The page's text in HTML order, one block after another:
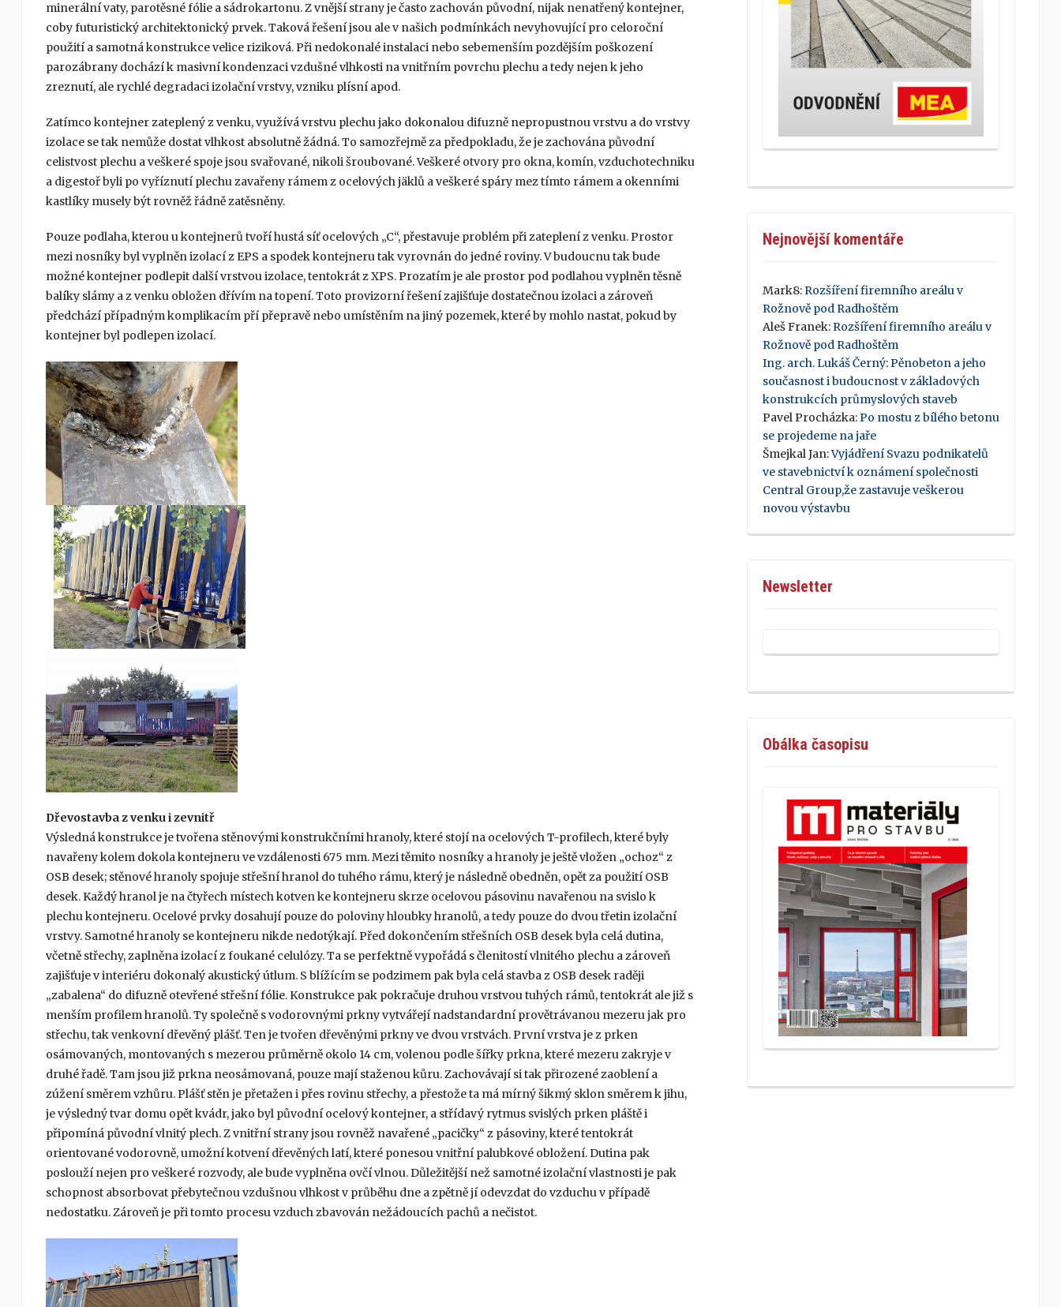
minerální vaty, parotěsné fólie a sádrokartonu. Z vnější strany je často zachován původní, nijak nenatřený kontejner,
coby futuristický architektonický prvek. Taková řešení jsou ale v našich podmínkách nevyhovující pro celoroční
použití a samotná konstrukce velice riziková. Při nedokonalé instalaci nebo sebemenším pozdějším poškození
parozábrany dochází k masivní kondenzaci vzdušné vlhkosti na vnitřním povrchu plechu a tedy nejen k jeho
zreznutí, ale rychlé degradaci izolační vrstvy, vzniku plísní apod.
Zatímco kontejner zateplený z venku, využívá vrstvu plechu jako dokonalou difuzně nepropustnou vrstvu a do vrstvy
izolace se tak nemůže dostat vlhkost absolutně žádná. To samozřejmě za předpokladu, že je zachována původní
celistvost plechu a veškeré spoje jsou svařované, nikoli šroubované. Veškeré otvory pro okna, komín, vzduchotechniku
a digestoř byli po vyříznutí plechu zavařeny rámem z ocelových jäklů a veškeré spáry mez tímto rámem a okenními
kastlíky musely být rovněž řádně zatěsněny.
Pouze podlaha, kterou u kontejnerů tvoří hustá síť ocelových „C“, přestavuje problém při zateplení z venku. Prostor
mezi nosníky byl vyplněn izolací z EPS a spodek kontejneru tak vyrovnán do jedné roviny. V budoucnu tak bude
možné kontejner podlepit další vrstvou izolace, tentokrát z XPS. Prozatím je ale prostor pod podlahou vyplněn těsně
balíky slámy a z venku obložen dřívím na topení. Toto provizorní řešení zajišťuje dostatečnou izolaci a zároveň
předchází případným komplikacím pří přepravě nebo umístěním na jiný pozemek, které by mohlo nastat, pokud by
kontejner byl podlepen izolací.
Dřevostavba z venku i zevnitř
Výsledná konstrukce je tvořena stěnovými konstrukčními hranoly, které stojí na ocelových T-profilech, které byly
navařeny kolem dokola kontejneru ve vzdálenosti 675 mm. Mezi těmito nosníky a hranoly je ještě vložen „ochoz“ z
OSB desek; stěnové hranoly spojuje střešní hranol do tuhého rámu, který je následně obedněn, opět za použití OSB
desek. Každý hranol je na čtyřech místech kotven ke kontejneru skrze ocelovou pásovinu navařenou na svislo k
plechu kontejneru. Ocelové prvky dosahují pouze do poloviny hloubky hranolů, a tedy pouze do dvou třetin izolační
vrstvy. Samotné hranoly se kontejneru nikde nedotýkají. Před dokončením střešních OSB desek byla celá dutina,
včetně střechy, zaplněna izolací z foukané celulózy. Ta se perfektně vypořádá s členitostí vlnitého plechu a zároveň
zajišťuje v interiéru dokonalý akustický útlum. S blížícím se podzimem pak byla celá stavba z OSB desek raději
„zabalena“ do difuzně otevřené střešní fólie. Konstrukce pak pokračuje druhou vrstvou tuhých rámů, tentokrát ale již s
menším profilem hranolů. Ty společně s vodorovnými prkny vytvářejí nadstandardní provětrávanou mezeru jak pro
střechu, tak venkovní dřevěný plášť. Ten je tvořen dřevěnými prkny ve dvou vrstvách. První vrstva je z prken
osámovaných, montovaných s mezerou průměrně okolo 14 cm, volenou podle šířky prkna, které mezeru zakryje v
druhé řadě. Tam jsou již prkna neosámovaná, pouze mají staženou kůru. Zachovávají si tak přirozené zaoblení a
zúžení směrem vzhůru. Plášť stěn je přetažen i přes rovinu střechy, a přestože ta má mírný šikmý sklon směrem k jihu,
je výsledný tvar domu opět kvádr, jako byl původní ocelový kontejner, a střídavý rytmus svislých prken pláště i
připomíná původní vlnitý plech. Z vnitřní strany jsou rovněž navařené „pacičky“ z pásoviny, které tentokrát
orientované vodorovně, umožní kotvení dřevěných latí, které ponesou vnitřní palubkové obložení. Dutina pak
poslouží nejen pro veškeré rozvody, ale bude vyplněna ovčí vlnou. Důležitější než samotné izolační vlastnosti je pak
schopnost absorbovat přebytečnou vzdušnou vlhkost v průběhu dne a zpětně jí odevzdat do vzduchu v případě
nedostatku. Zároveň je při tomto procesu vzduch zbavován nežádoucích pachů a nečistot.
Nejnovější komentáře
Mark8:Rozšíření firemního areálu v
Rožnově pod Radhoštěm
Aleš Franek:Rozšíření firemního areálu v
Rožnově pod Radhoštěm
Ing. arch. Lukáš Černý:Pěnobeton a jeho
současnost i budoucnost v základových
konstrukcích průmyslových staveb
Pavel Procházka:Po mostu z bílého betonu
se projedeme na jaře
Šmejkal Jan:Vyjádření Svazu podnikatelů
ve stavebnictví k oznámení společnosti
Central Group,že zastavuje veškerou
novou výstavbu
Newsletter
Obálka časopisu